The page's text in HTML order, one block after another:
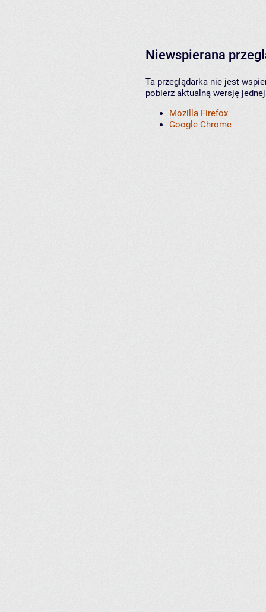
Niewspierana
Ta przeglądarka nie jest
pobierz aktualną wersję
Mozilla Firefox
Google Chrome